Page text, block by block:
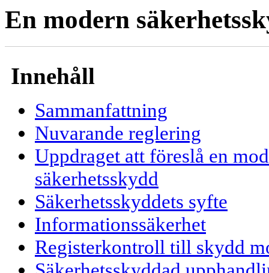
En modern
Innehåll
Sammanfattning
Nuvarande reglering
Uppdraget att föreslå en
säkerhetsskydd
Säkerhetsskyddets syfte
Informationssäkerhet
Registerkontroll till skydd